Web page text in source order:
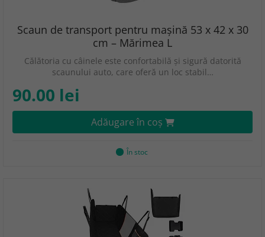
Scaun de transport pentru mașină 53 x 42 x 30
cm – Mărimea L
Călătoria cu câinele este confortabilă și sigură datorită
scaunului auto, care oferă un loc stabil…
90.00 lei
Adăugare în coş
În stoc